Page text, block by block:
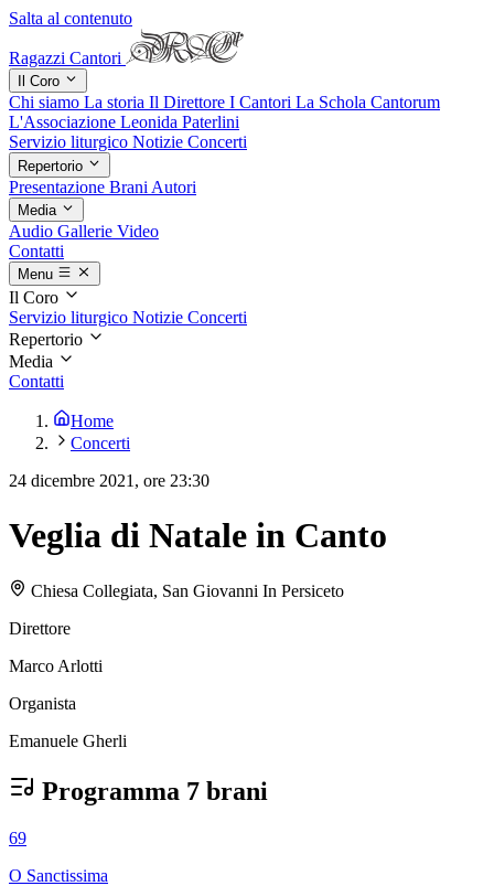
Salta al contenuto
Ragazzi Cantori
Il Coro
Chi siamo La storia Il Direttore I Cantori La Schola Cantorum
L'Associazione Leonida Paterlini
Servizio liturgico Notizie Concerti
Repertorio
Presentazione Brani Autori
Media
Audio Gallerie Video
Contatti
Menu
Il Coro
Servizio liturgico Notizie Concerti
Repertorio
Media
Contatti
Home
Concerti
24 dicembre 2021 , ore 23:30
Veglia di Natale in Canto
Chiesa Collegiata, San Giovanni In Persiceto
Direttore
Marco Arlotti
Organista
Emanuele Gherli
Programma 7 brani
69
O Sanctissima